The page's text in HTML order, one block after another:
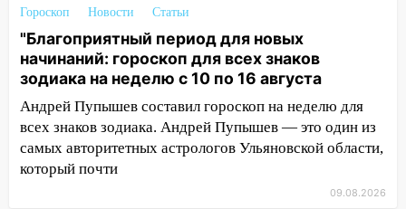
12:01
Пьяная женщина сбила
шестилетнего ребёнка на улице
Федерации: возбуждено уголовное дело
11:16
В Ульяновске ищут 37-летнего
мужчину, пропавшего ещё 19 июля
10:30 От мотофристайла до прогулки с
хаски: куда сходить в Ульяновской
Гороскоп Новости Статьи
"Благоприятный период для новых
начинаний: гороскоп для всех знаков
зодиака на неделю с 10 по 16 августа
Андрей Пупышев составил гороскоп на неделю для
всех знаков зодиака. Андрей Пупышев — это один из
самых авторитетных астрологов Ульяновской области,
который почти
09.08.2026